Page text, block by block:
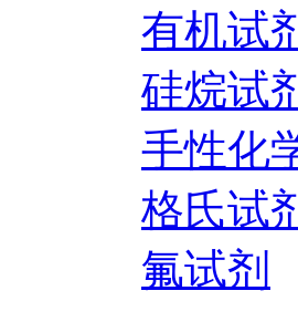
有机试
硅烷试
手性化
格氏试
氟试剂